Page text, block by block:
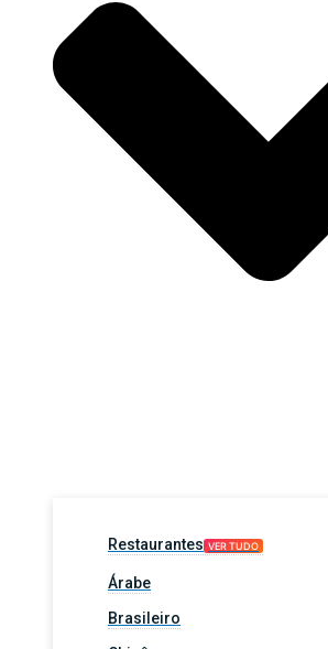
Restaurantes VER TUDO
Árabe
Brasileiro